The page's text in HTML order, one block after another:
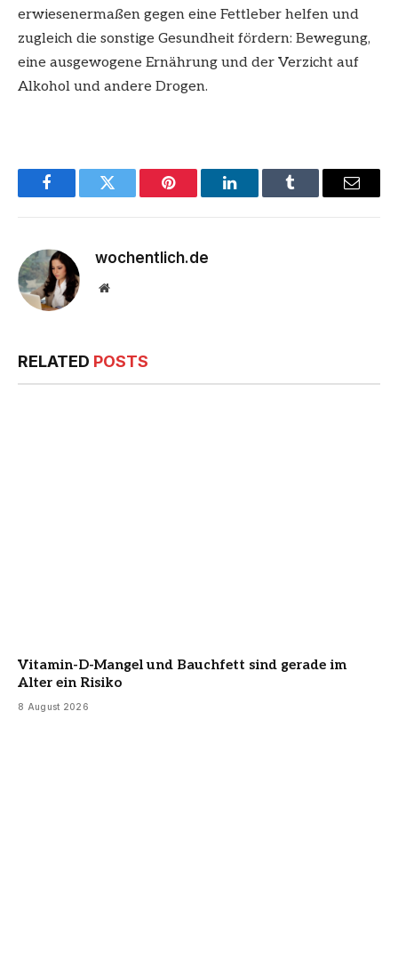
erwiesenermaßen gegen eine Fettleber helfen und
zugleich die sonstige Gesundheit fördern: Bewegung,
eine ausgewogene Ernährung und der Verzicht auf
Alkohol und andere Drogen.
FacebookTwitter Pinterest LinkedInTumblr Email
wochentlich.de
Website
RELATED POSTS
Vitamin-D-Mangel und Bauchfett sind gerade im
Alter ein Risiko
8 August 2026